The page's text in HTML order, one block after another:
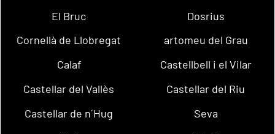
El Bruc
Dosrius
Cornellà de Llobregat
artomeu del Grau
Calaf
Castellbell i el Vilar
Castellar del Vallès
Castellar del Riu
Castellar de n´Hug
Seva